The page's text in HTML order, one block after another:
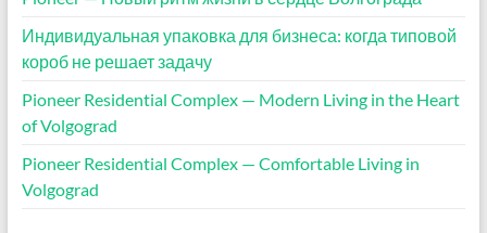
Индивидуальная упаковка для бизнеса: когда типовой
короб не решает задачу
Pioneer Residential Complex — Modern Living in the Heart
of Volgograd
Pioneer Residential Complex — Comfortable Living in
Volgograd